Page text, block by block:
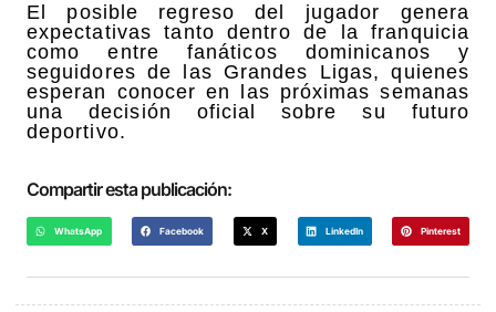
El posible regreso del jugador genera
expectativas tanto dentro de la franquicia
como entre fanáticos dominicanos y
seguidores de las Grandes Ligas, quienes
esperan conocer en las próximas semanas
una decisión oficial sobre su futuro
deportivo.
Compartir esta publicación:
WhatsApp Facebook X LinkedIn Pinterest